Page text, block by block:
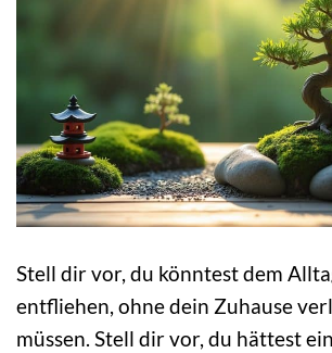
Stell dir vor, du könntest dem
entfliehen, ohne dein Zuhause
müssen. Stell dir vor, du hättest